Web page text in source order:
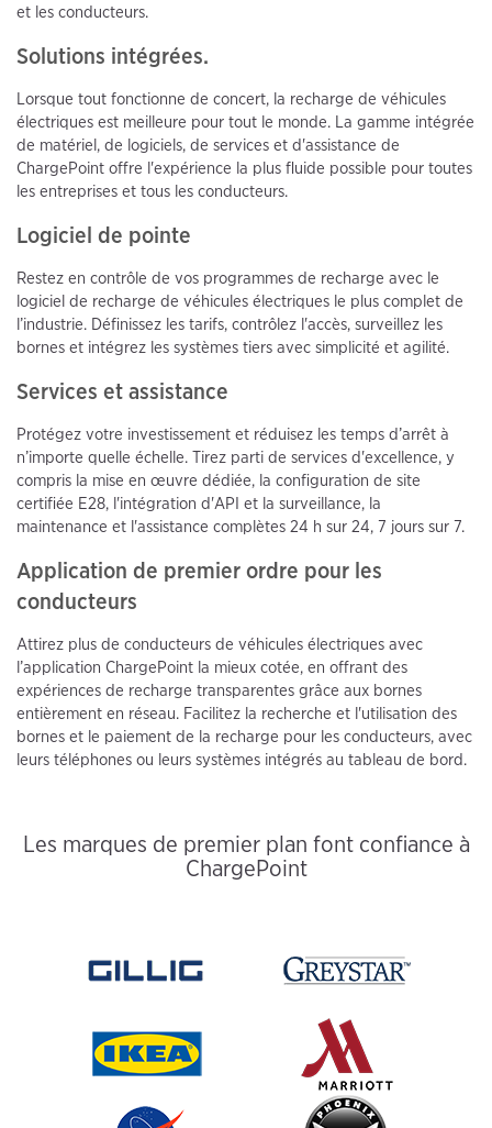
et les conducteurs.
Solutions intégrées.
Lorsque tout fonctionne de concert, la recharge de véhicules
électriques est meilleure pour tout le monde. La gamme intégrée
de matériel, de logiciels, de services et d'assistance de
ChargePoint offre l'expérience la plus fluide possible pour toutes
les entreprises et tous les conducteurs.
Logiciel de pointe
Restez en contrôle de vos programmes de recharge avec le
logiciel de recharge de véhicules électriques le plus complet de
l’industrie. Définissez les tarifs, contrôlez l'accès, surveillez les
bornes et intégrez les systèmes tiers avec simplicité et agilité.
Services et assistance
Protégez votre investissement et réduisez les temps d’arrêt à
n’importe quelle échelle. Tirez parti de services d'excellence, y
compris la mise en œuvre dédiée, la configuration de site
certifiée E28, l'intégration d'API et la surveillance, la
maintenance et l'assistance complètes 24 h sur 24, 7 jours sur 7.
Application de premier ordre pour les
conducteurs
Attirez plus de conducteurs de véhicules électriques avec
l’application ChargePoint la mieux cotée, en offrant des
expériences de recharge transparentes grâce aux bornes
entièrement en réseau. Facilitez la recherche et l'utilisation des
bornes et le paiement de la recharge pour les conducteurs, avec
leurs téléphones ou leurs systèmes intégrés au tableau de bord.
Les marques de premier plan font confiance à
ChargePoint